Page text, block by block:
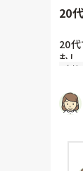
20
20
もし
今
特に
すが
クリ